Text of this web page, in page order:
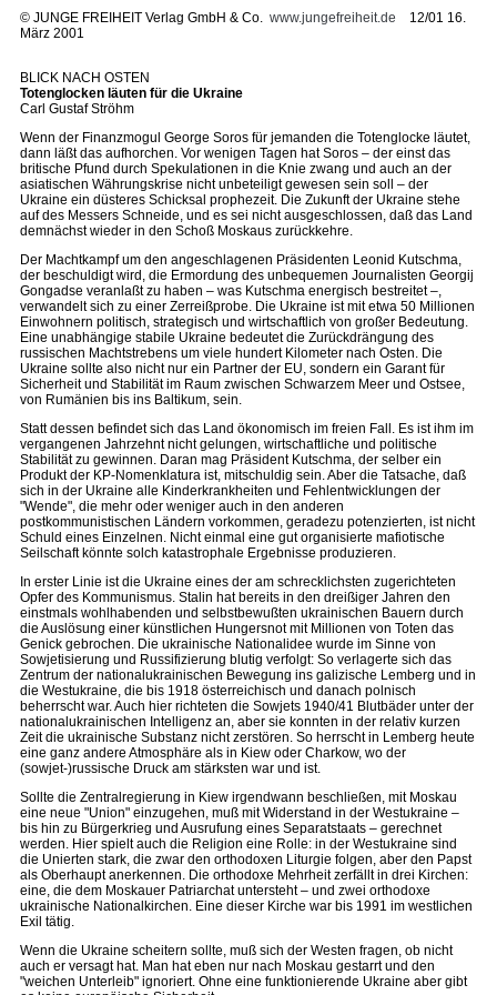
© JUNGE FREIHEIT Verlag GmbH & Co. www.jungefreiheit.de 12/01 16.
März 2001
BLICK NACH OSTEN
Totenglocken läuten für die Ukraine
Carl Gustaf Ströhm
Wenn der Finanzmogul George Soros für jemanden die Totenglocke läutet,
dann läßt das aufhorchen. Vor wenigen Tagen hat Soros – der einst das
britische Pfund durch Spekulationen in die Knie zwang und auch an der
asiatischen Währungskrise nicht unbeteiligt gewesen sein soll – der
Ukraine ein düsteres Schicksal prophezeit. Die Zukunft der Ukraine stehe
auf des Messers Schneide, und es sei nicht ausgeschlossen, daß das Land
demnächst wieder in den Schoß Moskaus zurückkehre.
Der Machtkampf um den angeschlagenen Präsidenten Leonid Kutschma,
der beschuldigt wird, die Ermordung des unbequemen Journalisten Georgij
Gongadse veranlaßt zu haben – was Kutschma energisch bestreitet –,
verwandelt sich zu einer Zerreißprobe. Die Ukraine ist mit etwa 50 Millionen
Einwohnern politisch, strategisch und wirtschaftlich von großer Bedeutung.
Eine unabhängige stabile Ukraine bedeutet die Zurückdrängung des
russischen Machtstrebens um viele hundert Kilometer nach Osten. Die
Ukraine sollte also nicht nur ein Partner der EU, sondern ein Garant für
Sicherheit und Stabilität im Raum zwischen Schwarzem Meer und Ostsee,
von Rumänien bis ins Baltikum, sein.
Statt dessen befindet sich das Land ökonomisch im freien Fall. Es ist ihm im
vergangenen Jahrzehnt nicht gelungen, wirtschaftliche und politische
Stabilität zu gewinnen. Daran mag Präsident Kutschma, der selber ein
Produkt der KP-Nomenklatura ist, mitschuldig sein. Aber die Tatsache, daß
sich in der Ukraine alle Kinderkrankheiten und Fehlentwicklungen der
"Wende", die mehr oder weniger auch in den anderen
postkommunistischen Ländern vorkommen, geradezu potenzierten, ist nicht
Schuld eines Einzelnen. Nicht einmal eine gut organisierte mafiotische
Seilschaft könnte solch katastrophale Ergebnisse produzieren.
In erster Linie ist die Ukraine eines der am schrecklichsten zugerichteten
Opfer des Kommunismus. Stalin hat bereits in den dreißiger Jahren den
einstmals wohlhabenden und selbstbewußten ukrainischen Bauern durch
die Auslösung einer künstlichen Hungersnot mit Millionen von Toten das
Genick gebrochen. Die ukrainische Nationalidee wurde im Sinne von
Sowjetisierung und Russifizierung blutig verfolgt: So verlagerte sich das
Zentrum der nationalukrainischen Bewegung ins galizische Lemberg und in
die Westukraine, die bis 1918 österreichisch und danach polnisch
beherrscht war. Auch hier richteten die Sowjets 1940/41 Blutbäder unter der
nationalukrainischen Intelligenz an, aber sie konnten in der relativ kurzen
Zeit die ukrainische Substanz nicht zerstören. So herrscht in Lemberg heute
eine ganz andere Atmosphäre als in Kiew oder Charkow, wo der
(sowjet-)russische Druck am stärksten war und ist.
Sollte die Zentralregierung in Kiew irgendwann beschließen, mit Moskau
eine neue "Union" einzugehen, muß mit Widerstand in der Westukraine –
bis hin zu Bürgerkrieg und Ausrufung eines Separatstaats – gerechnet
werden. Hier spielt auch die Religion eine Rolle: in der Westukraine sind
die Unierten stark, die zwar den orthodoxen Liturgie folgen, aber den Papst
als Oberhaupt anerkennen. Die orthodoxe Mehrheit zerfällt in drei Kirchen:
eine, die dem Moskauer Patriarchat untersteht – und zwei orthodoxe
ukrainische Nationalkirchen. Eine dieser Kirche war bis 1991 im westlichen
Exil tätig.
Wenn die Ukraine scheitern sollte, muß sich der Westen fragen, ob nicht
auch er versagt hat. Man hat eben nur nach Moskau gestarrt und den
"weichen Unterleib" ignoriert. Ohne eine funktionierende Ukraine aber gibt